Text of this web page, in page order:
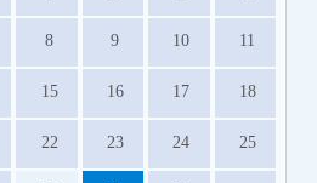
8 9 10 11
15 16 17 18
22 23 24 25